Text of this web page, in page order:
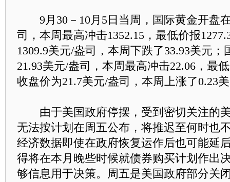
9月30－10月5日当周，国际黄金开盘在
司，本周最高冲击1352.15，最低价报
1309.9美元/盎司，本周下跌了33.93美元；
21.93美元/盎司，本周最高冲击22.06，最
收盘价为21.7美元/盎司，本周上涨了0.23
由于美国政府停摆，受到密切关注的
无法按计划在周五公布，将推迟至何时也
经济数据即使在政府恢复运作后也可能延
得将在本月晚些时候就债券购买计划作出
够信息用于决策。周五是美国政府部分关